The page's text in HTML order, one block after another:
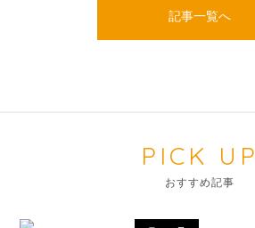
記事一覧へ
PICK UP
おすすめ記事